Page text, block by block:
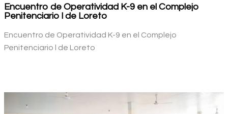
Encuentro de Operatividad K-9 en el Complejo
Penitenciario l de Loreto
Encuentro de Operatividad K-9 en el Complejo
Penitenciario l de Loreto